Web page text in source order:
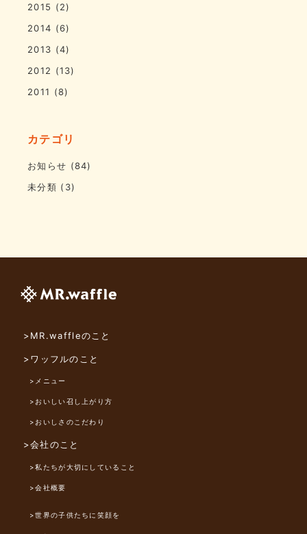
2015 (2)
2014 (6)
2013 (4)
2012 (13)
2011 (8)
カテゴリ
お知らせ (84)
未分類 (3)
>MR.waffleのこと
>ワッフルのこと
>メニュー
>おいしい召し上がり方
>おいしさのこだわり
>会社のこと
>私たちが大切にしていること
>会社概要
>世界の子供たちに笑顔を